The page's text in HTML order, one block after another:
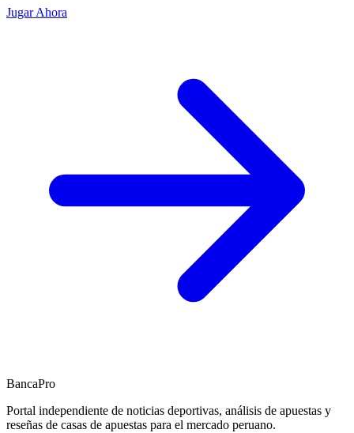
Jugar Ahora
BancaPro
Portal independiente de noticias deportivas, análisis de apuestas y
reseñas de casas de apuestas para el mercado peruano.